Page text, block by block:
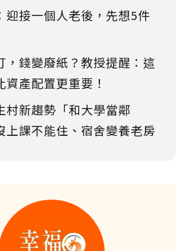
迎接一個人老後，先想5件
，錢變廢紙？教授提醒：這
資產配置更重要！
村新趨勢「和大學當鄰
上課不能住、宿舍變養老房